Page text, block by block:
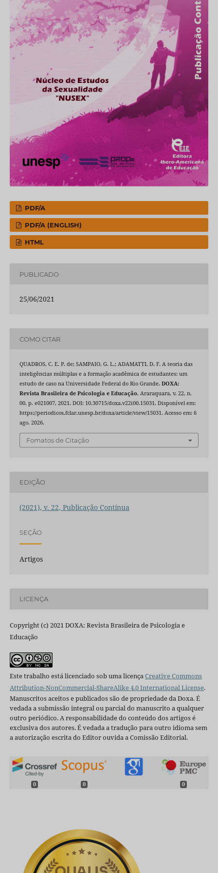
PDF/A
PDF/A (ENGLISH)
HTML
PUBLICADO
25/06/2021
COMO CITAR
QUADROS, C. E. P. de; SAMPAIO, G. L.; ADAMATTI, D. F. A teoria das
inteligências múltiplas e a formação acadêmica de estudantes: um
estudo de caso na Universidade Federal do Rio Grande. DOXA:
Revista Brasileira de Psicologia e Educação, Araraquara, v. 22, n.
00, p. e021007, 2021. DOI: 10.30715/doxa.v22i00.15031. Disponível em:
https://periodicos.fclar.unesp.br/doxa/article/view/15031. Acesso em: 6
ago. 2026.
Fomatos de Citação
EDIÇÃO
(2021), v. 22, Publicação Contínua
SEÇÃO
Artigos
LICENÇA
Copyright (c) 2021 DOXA: Revista Brasileira de Psicologia e
Educação
Este trabalho está licenciado sob uma licençaCreative Commons
Attribution-NonCommercial-ShareAlike 4.0 International License.
Manuscritos aceitos e publicados são de propriedade da Doxa. É
vedada a submissão integral ou parcial do manuscrito a qualquer
outro periódico. A responsabilidade do conteúdo dos artigos é
exclusiva dos autores. É vedada a tradução para outro idioma sem
a autorização escrita do Editor ouvida a Comissão Editorial.
0 0 0